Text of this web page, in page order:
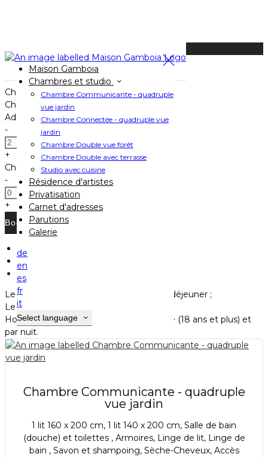
Maison Gamboia
Chambres et studio
Chambre Communicante - quadruple
vue jardin
Chambre Connectée - quadruple vue
jardin
Chambre Double vue forêt
Chambre Double avec terrasse
Studio avec cuisine
Résidence d'artistes
Privatisation
Carnet d'adresses
Parutions
Galerie
de
en
es
fr
it
Select language
Book your stay
Check In
Check Out
Adults
-
+
Children
-
+
Le tarif par chambre comprend le petit-déjeuner ;
Le prix affiché est TTC (TVA 10%) ;
Hors taxe de séjour : 1.15 euros par adulte (18 ans et plus) et
par nuit.
Chambre Communicante - quadruple
vue jardin
1 lit 160 x 200 cm, 1 lit 140 x 200 cm, Salle de bain
(douche) et toilettes , Armoires, Linge de lit, Linge de
bain , Savon et shampoing, Sèche-Cheveux, Accès